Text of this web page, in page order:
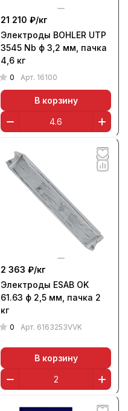
21 210 ₽/кг
Электроды BOHLER UTP
3545 Nb ф 3,2 мм, пачка
4,6 кг
0 Арт. 16100
В корзину
2 363 ₽/кг
Электроды ESAB OK
61.63 ф 2,5 мм, пачка 2
кг
0 Арт. 6163253VVK
В корзину